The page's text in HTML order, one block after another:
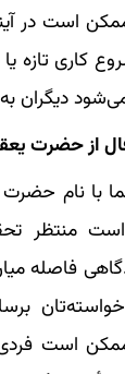
است در
کاری تازه
دیگران
از حضرت
با نام حضرت
منتظر
فاصله
است فردی